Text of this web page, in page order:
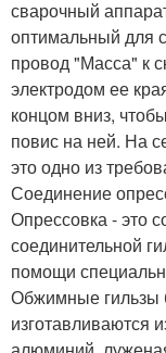
сварочный
оптимальный для
провод "Масса" к
электродом ее
концом вниз,
повис на ней. На
это одно из
Соединение
Опрессовка - это
соединительной
помощи
Обжимные гильзы
изготавливаются